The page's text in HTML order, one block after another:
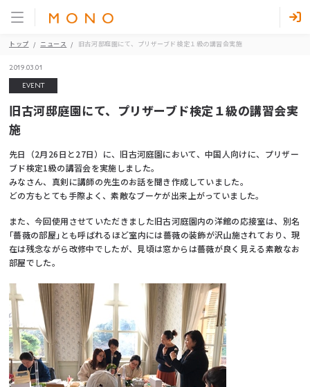
トップ ニュース 旧古河邸庭園にて、プリザーブド検定１級の講習会実施
2019.03.01
EVENT
旧古河邸庭園にて、プリザーブド検定１級の講習会実
施
先日（2月26日と27日）に、旧古河庭園において、中国人向けに、プリザー
ブド検定1級の講習会を実施しました。
みなさん、真剣に講師の先生のお話を聞き作成していました。
どの方もとても手際よく、素敵なブーケが出来上がっていました。
また、今回使用させていただきました旧古河庭園内の洋館の応接室は、別名
｢薔薇の部屋｣とも呼ばれるほど室内には薔薇の装飾が沢山施されており、現
在は残念ながら改修中でしたが、見頃は窓からは薔薇が良く見える素敵なお
部屋でした。